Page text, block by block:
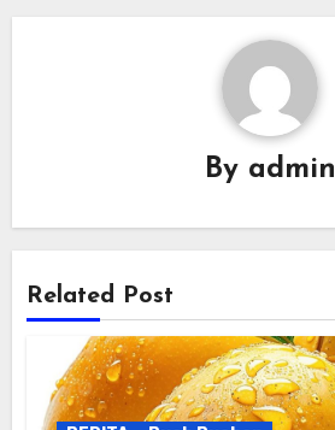
By admin
Related Post